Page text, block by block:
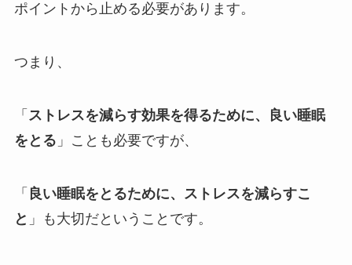
ポイントから止める必要があります。
つまり、
「 ストレスを減らす効果を得るために、良い睡眠
をとる 」ことも必要ですが、
「 良い睡眠をとるために、
ストレスを減らすこ
と 」も大切だということです。